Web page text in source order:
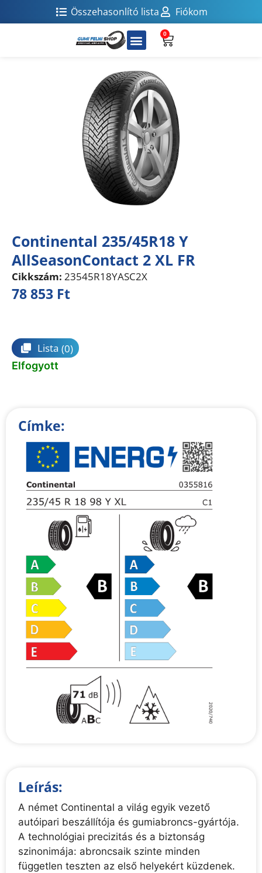
Összehasonlító lista Fiókom
0
Continental 235/45R18 Y
AllSeasonContact 2 XL FR
Cikkszám: 23545R18YASC2X
78 853 Ft
Lista (0)
Elfogyott
Címke:
Leírás:
A német Continental a világ egyik vezető
autóipari beszállítója és gumiabroncs-gyártója.
A technológiai precizitás és a biztonság
szinonimája: abroncsaik szinte minden
független teszten az első helyekért küzdenek.